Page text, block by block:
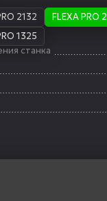
2132
FLEXA PRO
1325
станка